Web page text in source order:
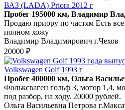
ВАЗ (LADA) Priora 2012 г
Пробег 195000 км, Владимир
Продаю приору по частям Есть
полном хожу
Владимир Владимирович г.Чехов
20000 ₽
Volkswagen Golf 1993 г
Пробег 400000 км, Ольга
Фольксваген гольф 3, мотор 1,4,
под разбор, на ходу. 20000 рублей.
Ольга Васильевна Петрова